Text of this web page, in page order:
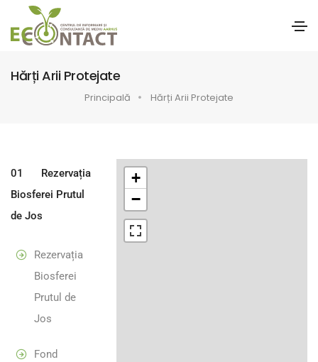
Hărți Arii Protejate
Principală Hărți Arii Protejate
01
Rezervația
Biosferei Prutul
de Jos
Rezervația
Biosferei
Prutul de
Jos
Fond
+
−